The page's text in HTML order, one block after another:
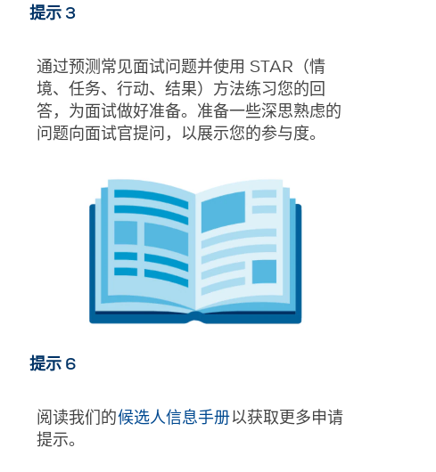
提示 3
通过预测常见面试问题并使用 STAR（情
境、任务、行动、结果）方法练习您的回
答，为面试做好准备。准备一些深思熟虑的
问题向面试官提问，以展示您的参与度。
提示 6
阅读我们的候选人信息手册以获取更多申请
提示。